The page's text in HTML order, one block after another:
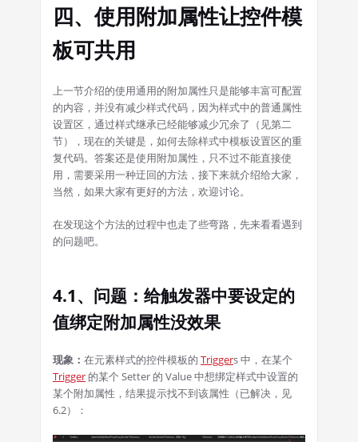
四、使用附加属性让控件模
板可共用
上一节介绍的使用通用的附加属性只是能够丰富可配置
的内容，并没有减少样式代码，因为样式中的普通属性
设置区，通过样式继承已经能够减少冗余了（见第二
节），现在的关键是，如何去除样式中模板设置区的重
复代码。答案还是使用附加属性，只不过不能直接使
用，需要采用一种迂回的方法，接下来就介绍给大家，
当然，如果大家有更好的方法，欢迎讨论。
在发现这个方法的过程中也走了些弯路，先来看看遇到
的问题吧。
4.1、问题：给触发器中要设定的
值绑定附加属性没效果
现象： 在元素样式的控件模板的 Triggers 中，在某个
Trigger 的某个 Setter 的 Value 中想绑定样式中设置的
某个附加属性，结果提示找不到该属性（已解决，见
6.2）：